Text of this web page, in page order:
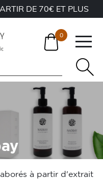
DE 70€ ET PLUS
0
à partir d'extrait